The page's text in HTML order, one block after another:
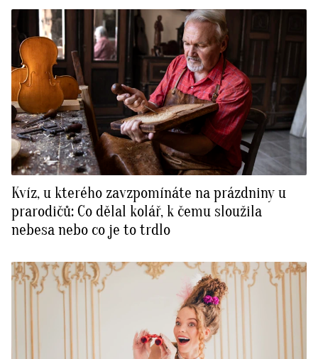
Kvíz, u kterého zavzpomínáte na prázdniny u
prarodičů: Co dělal kolář, k čemu sloužila
nebesa nebo co je to trdlo